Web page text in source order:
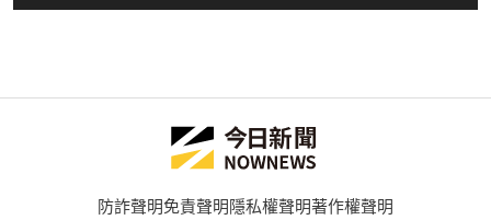
防詐聲明免責聲明隱私權聲明著作權聲明